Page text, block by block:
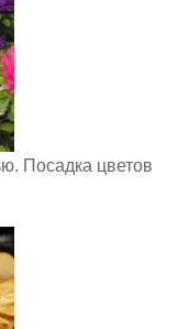
Посадка цветов